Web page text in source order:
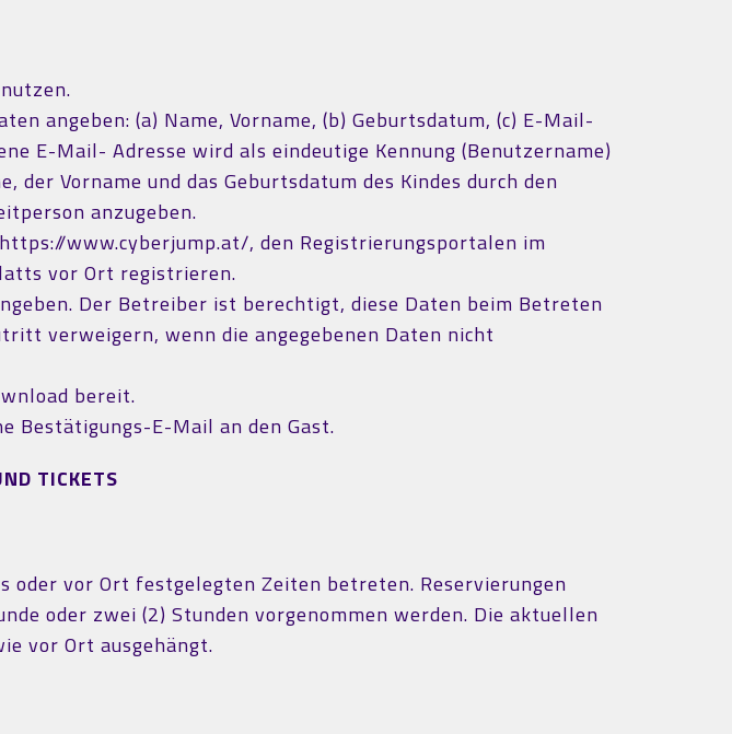
angeben: (a) Name, Vorname, (b) Geburtsdatum, (c) E-Mail-
E-Mail- Adresse wird als eindeutige Kennung (Benutzername)
Vorname und das Geburtsdatum des Kindes durch den
anzugeben.
www.cyberjump.at/, den Registrierungsportalen im
vor Ort registrieren.
Der Betreiber ist berechtigt, diese Daten beim Betreten
verweigern, wenn die angegebenen Daten nicht
bereit.
Bestätigungs-E-Mail an den Gast.
TICKETS
oder vor Ort festgelegten Zeiten betreten. Reservierungen
oder zwei (2) Stunden vorgenommen werden. Die aktuellen
vor Ort ausgehängt.